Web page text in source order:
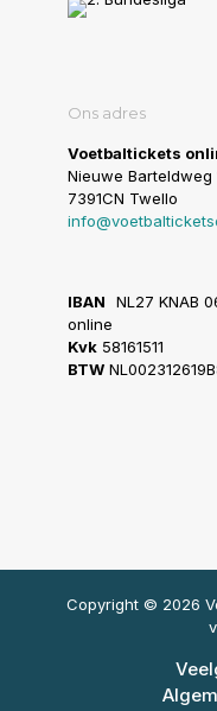
Ons adres
Voetbaltickets
Nieuwe Barteldweg
7391CN Twello
IBAN NL27 KNAB
online
Kvk58161511
BTW
Copyright © 2026